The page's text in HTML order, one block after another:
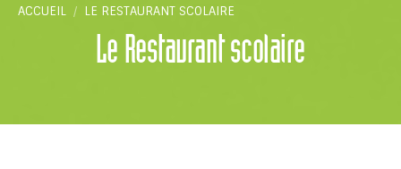
Vous êtes ici :
ACCUEIL LE RESTAURANT SCOLAIRE
Le Restaurant scolaire